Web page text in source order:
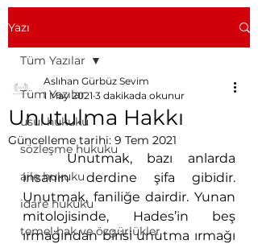
Yazı
Tüm Yazılar
usul hukuku
sözleşme hukuku
aile hukuku
idare hukuku
temel hak ve özgürlükler
Tüm Yazılar
Unutulma Hakkı
Aslıhan Gürbüz Sevim
1 May 2021 3 dakikada okunur
Güncelleme tarihi: 9 Tem 2021
	Unutmak, bazı anlarda
insanın derdine şifa gibidir.
Unutmak, faniliğe dairdir. Yunan
mitolojisinde, Hades’in beş
ırmağından birisi unutma ırmağı